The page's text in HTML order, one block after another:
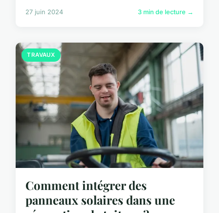
27 juin 2024 3 min de lecture →
TRAVAUX
Comment intégrer des
panneaux solaires dans une